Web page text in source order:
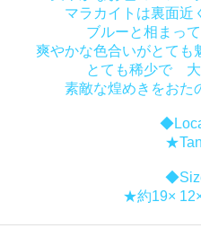
マラカイトは裏面近
ブルーと相まっ
爽やかな色合いがとても
とても稀少で 大
素敵な煌めきをおた
★約19×